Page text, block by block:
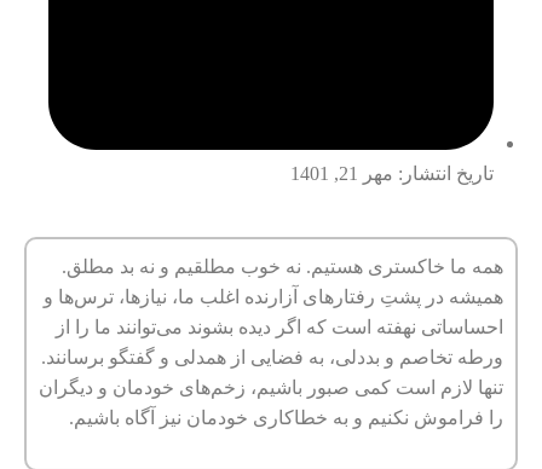
تاریخ انتشار: مهر 21, 1401
همه ما خاکستری هستیم. نه خوب مطلقیم و نه بد مطلق.
همیشه در پشتِ رفتارهای آزارنده اغلب ما، نیازها، ترس‌ها و
احساساتی نهفته است که اگر دیده بشوند می‌توانند ما را از
ورطه تخاصم و بددلی، به فضایی از همدلی و گفتگو برسانند.
تنها لازم است کمی صبور باشیم، زخم‌های خودمان و دیگران
را فراموش نکنیم و به خطاکاری خودمان نیز آگاه باشیم.